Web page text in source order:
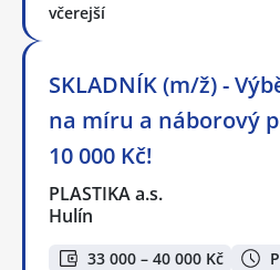
včerejší
SKLADNÍK (m/ž) -
na míru a náborový
10 000 Kč!
PLASTIKA a.s.
Hulín
33 000 – 40 000 Kč